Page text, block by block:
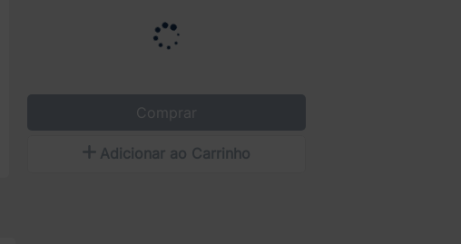
Comprar
Adicionar ao Carrinho